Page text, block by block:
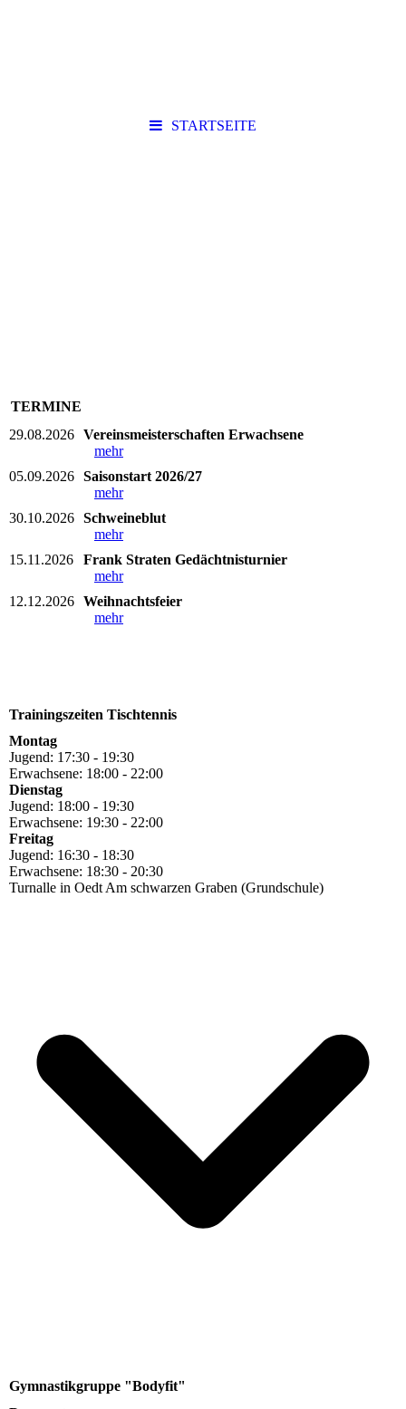
STARTSEITE
TERMINE
29.08.2026 Vereinsmeisterschaften Erwachsene
mehr
05.09.2026 Saisonstart 2026/27
mehr
30.10.2026 Schweineblut
mehr
15.11.2026
Frank Straten Gedächtnisturnier
mehr
12.12.2026 Weihnachtsfeier
mehr
Trainingszeiten Tischtennis
Montag
Jugend: 17:30 - 19:30
Erwachsene: 18:00 - 22:00
Dienstag
Jugend: 18:00 - 19:30
Erwachsene: 19:30 - 22:00
Freitag
Jugend: 16:30 - 18:30
Erwachsene: 18:30 - 20:30
Turnalle in Oedt Am schwarzen Graben (Grundschule)
Gymnastikgruppe "Bodyfit"